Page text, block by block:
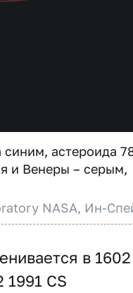
астероида
и Венеры – серым,
NASA, Ин-
в 1602
CS